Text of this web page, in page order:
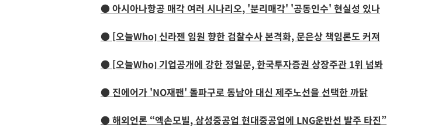
● 아시아나항공 매각 여러 시나리오, '분리매각' '공동인수' 현실성 있나
● [오늘Who] 신라젠 임원 향한 검찰수사 본격화, 문은상 책임론도 커져
● [오늘Who] 기업공개에 강한 정일문, 한국투자증권 상장주관 1위 넘봐
● 진에어가 'NO재팬' 돌파구로 동남아 대신 제주노선을 선택한 까닭
● 해외언론 “엑손모빌, 삼성중공업 현대중공업에 LNG운반선 발주 타진”